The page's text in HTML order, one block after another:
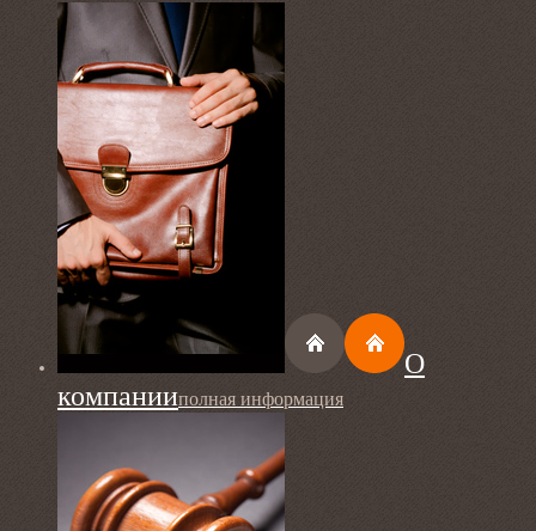
О
компанииполная информация